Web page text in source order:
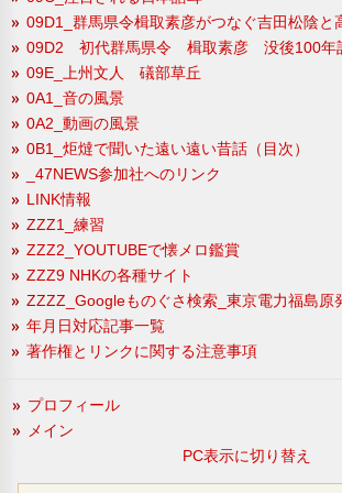
09D1_群馬県令楫取素彦がつなぐ吉田松陰と
09D2 初代群馬県令 楫取素彦 没後100年
09E_上州文人 礒部草丘
0A1_音の風景
0A2_動画の風景
0B1_炬燵で聞いた遠い遠い昔話（目次）
_47NEWS参加社へのリンク
LINK情報
ZZZ1_練習
ZZZ2_YOUTUBEで懐メロ鑑賞
ZZZ9 NHKの各種サイト
ZZZZ_Googleものぐさ検索_東京電力福島原
年月日対応記事一覧
著作権とリンクに関する注意事項
プロフィール
メイン
PC表示に切り替え